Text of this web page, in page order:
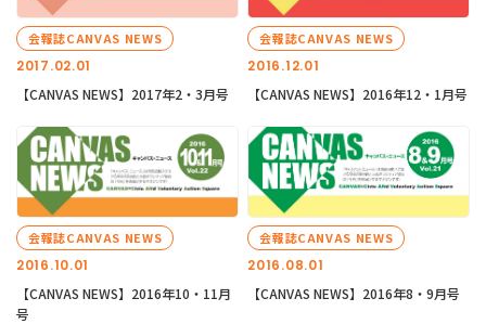
2017.02.01
会報誌CANVAS NEWS
【CANVAS NEWS】2017年2・3月号
2016.12.01
会報誌CANVAS NEWS
【CANVAS NEWS】2016年12・1月号
2016.10.01
会報誌CANVAS NEWS
【CANVAS NEWS】2016年10・11月
号
2016.08.01
会報誌CANVAS NEWS
【CANVAS NEWS】2016年8・9月号